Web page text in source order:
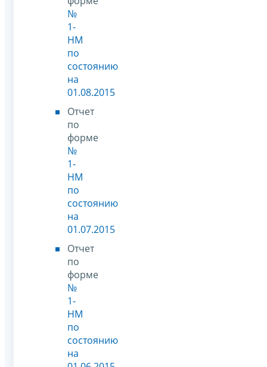
№
1-
НМ
по
состоянию
на
01.08.2015
Отчет
по
форме
№
1-
НМ
по
состоянию
на
01.07.2015
Отчет
по
форме
№
1-
НМ
по
состоянию
на